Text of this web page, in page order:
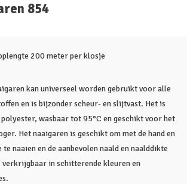
854
200 meter per klosje
kan universeel worden gebruikt voor alle
en is bijzonder scheur- en slijtvast. Het is
wasbaar tot 95°C en geschikt voor het
Het naaigaren is geschikt om met de hand en
naaien en de aanbevolen naald en naalddikte
in schitterende kleuren en